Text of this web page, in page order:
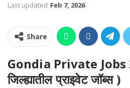
Last updated Feb 7, 2026
Share
Gondia Private Jobs
जिल्ह्यातील प्राइवेट जॉब्स )